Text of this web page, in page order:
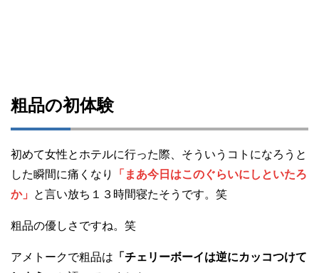
粗品の初体験
初めて女性とホテルに行った際、そういうコトになろうと
した瞬間に痛くなり
「まあ今日はこのぐらいにしといたろ
か」
と言い放ち１３時間寝たそうです。笑
粗品の優しさですね。笑
アメトークで粗品は 「チェリーボーイは逆にカッコつけて